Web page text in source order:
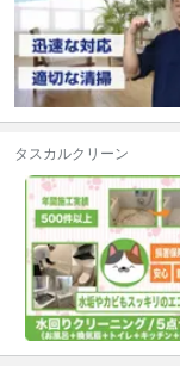
タスカルクリーン